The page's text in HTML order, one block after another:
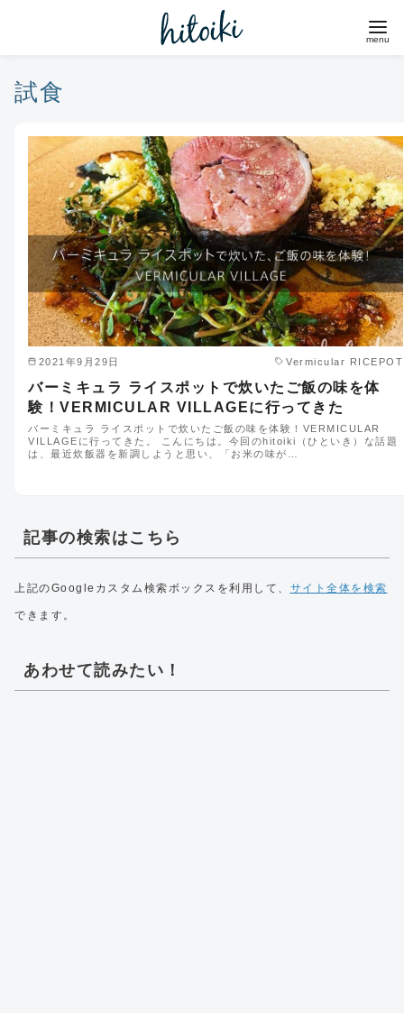
ン
ツ
試食
2021年9月29日 Vermicular RICEPOT
バーミキュラ ライスポットで炊いたご飯の味を体
験！VERMICULAR VILLAGEに行ってきた
バーミキュラ ライスポットで炊いたご飯の味を体験！VERMICULAR
VILLAGEに行ってきた。 こんにちは。今回のhitoiki（ひといき）な話題
は、最近炊飯器を新調しようと思い、「お米の味が…
記事の検索はこちら
上記のGoogleカスタム検索ボックスを利用して、 サイト全体を検索
できます。
あわせて読みたい！